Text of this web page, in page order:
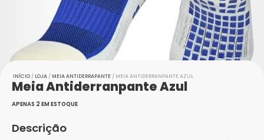
INÍCIO / LOJA / MEIA ANTIDERRAPANTE / MEIA ANTIDERRANPANTE AZUL
Meia Antiderranpante Azul
APENAS 2 EM ESTOQUE
Descrição